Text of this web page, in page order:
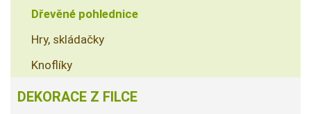
Dřevěné pohlednice
Hry, skládačky
Knoflíky
DEKORACE Z FILCE